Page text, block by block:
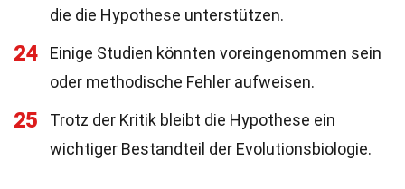
die die Hypothese unterstützen.
24
Einige Studien könnten voreingenommen sein
oder methodische Fehler aufweisen.
25
Trotz der Kritik bleibt die Hypothese ein
wichtiger Bestandteil der Evolutionsbiologie.